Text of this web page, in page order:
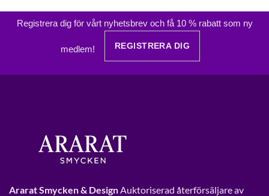
Registrera dig för vårt nyhetsbrev och få 10 % rabatt som ny
medlem! REGISTRERA DIG
Ararat Smycken & Design Auktoriserad återförsäljare av